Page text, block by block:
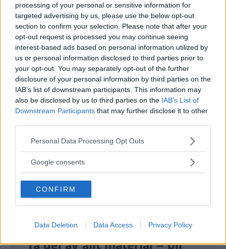
processing of your personal or sensitive information for
targeted advertising by us, please use the below opt-out
section to confirm your selection. Please note that after your
opt-out request is processed you may continue seeing
interest-based ads based on personal information utilized by
us or personal information disclosed to third parties prior to
your opt-out. You may separately opt-out of the further
disclosure of your personal information by third parties on the
IAB’s list of downstream participants. This information may
also be disclosed by us to third parties on the IAB’s List of
Downstream Participants that may further disclose it to other
Please note that this website/app uses one or more Google
not limited to your visit or usage behaviour. You may click to
use your data for below specified purposes in below Google
consent section.
Personal Data Processing Opt Outs
Google consents
CONFIRM
Data Deletion Data Access Privacy Policy
Trots att Kina indirekt stödjer Ryssland i kriget väljer
många ukrainska bilköpare en kinesisk bil. Men en
gråimporterad Volkswagen är överraskningen nummer
ett.
Text
Nils Svärd
Fotograf
Volkswagen
Det här är en låst artikel.Logga inför
att fortsätta läsa.
DIGITAL PRENUMERATION
Ta del av allt material – bli